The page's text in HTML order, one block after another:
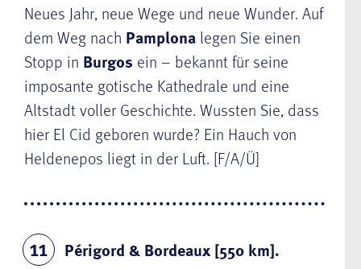
Neues Jahr, neue Wege und neue Wunder. Auf
dem Weg nach Pamplona legen Sie einen
Stopp in Burgos ein – bekannt für seine
imposante gotische Kathedrale und eine
Altstadt voller Geschichte. Wussten Sie, dass
hier El Cid geboren wurde? Ein Hauch von
Heldenepos liegt in der Luft. [F/A/Ü]
11
Périgord & Bordeaux [550 km].